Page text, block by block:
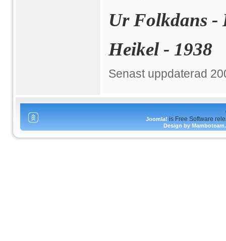
Ur Folkdans -
Heikel - 1938
Senast uppdaterad
Joomla! is Free Software
Design by